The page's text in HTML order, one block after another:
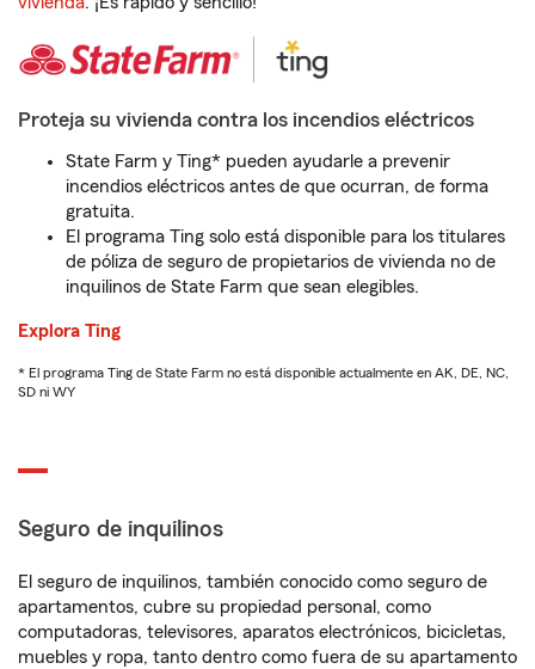
Proteja su vivienda contra los incendios eléctricos
State Farm y Ting* pueden ayudarle a prevenir
incendios eléctricos antes de que ocurran, de forma
gratuita.
El programa Ting solo está disponible para los titulares
de póliza de seguro de propietarios de vivienda no de
inquilinos de State Farm que sean elegibles.
Explora Ting
* El programa Ting de State Farm no está disponible actualmente en AK, DE, NC,
SD ni WY
Seguro de inquilinos
El seguro de inquilinos, también conocido como seguro de
apartamentos, cubre su propiedad personal, como
computadoras, televisores, aparatos electrónicos, bicicletas,
muebles y ropa, tanto dentro como fuera de su apartamento